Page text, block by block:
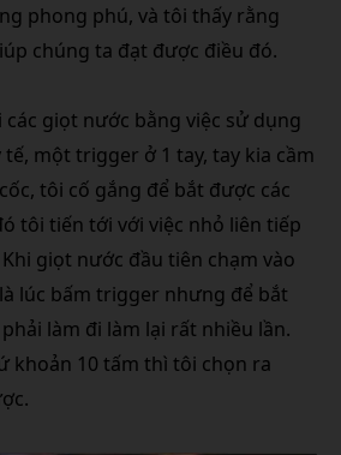
phong phú, và tôi thấy rằng
chúng ta đạt được điều đó.
các giọt nước bằng việc sử dụng
một trigger ở 1 tay, tay kia cầm
tôi cố gắng để bắt được các
tôi tiến tới với việc nhỏ liên tiếp
giọt nước đầu tiên chạm vào
lúc bấm trigger nhưng để bắt
làm đi làm lại rất nhiều lần.
khoản 10 tấm thì tôi chọn ra